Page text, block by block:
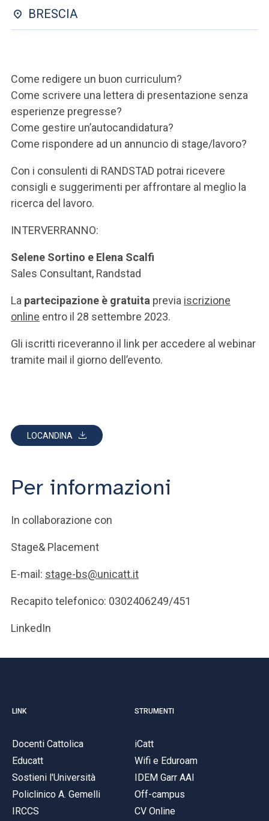
SEI UN DOCENTE O UN MEMBRO DELLO STAFF
BRESCIA
Come redigere un buon curriculum?
Come scrivere una lettera di presentazione senza
esperienze pregresse?
Come gestire un’autocandidatura?
Come rispondere ad un annuncio di stage/lavoro?
Con i consulenti di RANDSTAD potrai ricevere
consigli e suggerimenti per affrontare al meglio la
ricerca del lavoro.
INTERVERRANNO:
Selene Sortino e Elena Scalfi
Sales Consultant, Randstad
La partecipazione è gratuita previa iscrizione
online entro il 28 settembre 2023.
Gli iscritti riceveranno il link per accedere al webinar
tramite mail il giorno dell’evento.
LOCANDINA
Per informazioni
In collaborazione con
Stage& Placement
E-mail: stage-bs@unicatt.it
Recapito telefonico: 0302406249/451
LinkedIn
LINK
Docenti Cattolica
Educatt
Sostieni l'Università
Policlinico A. Gemelli
IRCCS
STRUMENTI
iCatt
Wifi e Eduroam
IDEM Garr AAI
Off-campus
CV Online